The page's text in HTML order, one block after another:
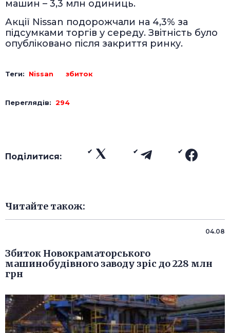
машин – 3,3 млн одиниць.
Акції Nissan подорожчали на 4,3% за
підсумками торгів у середу. Звітність було
опубліковано після закриття ринку.
Теги: Nissan збиток
Переглядів: 294
Поділитися:
Читайте також:
04.08
Збиток Новокраматорського
машинобудівного заводу зріс до 228 млн
грн